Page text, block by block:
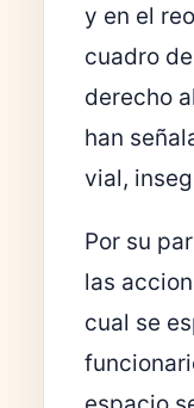
y en el
cuadro
derecho
han
vial,
Por su
las
cual se